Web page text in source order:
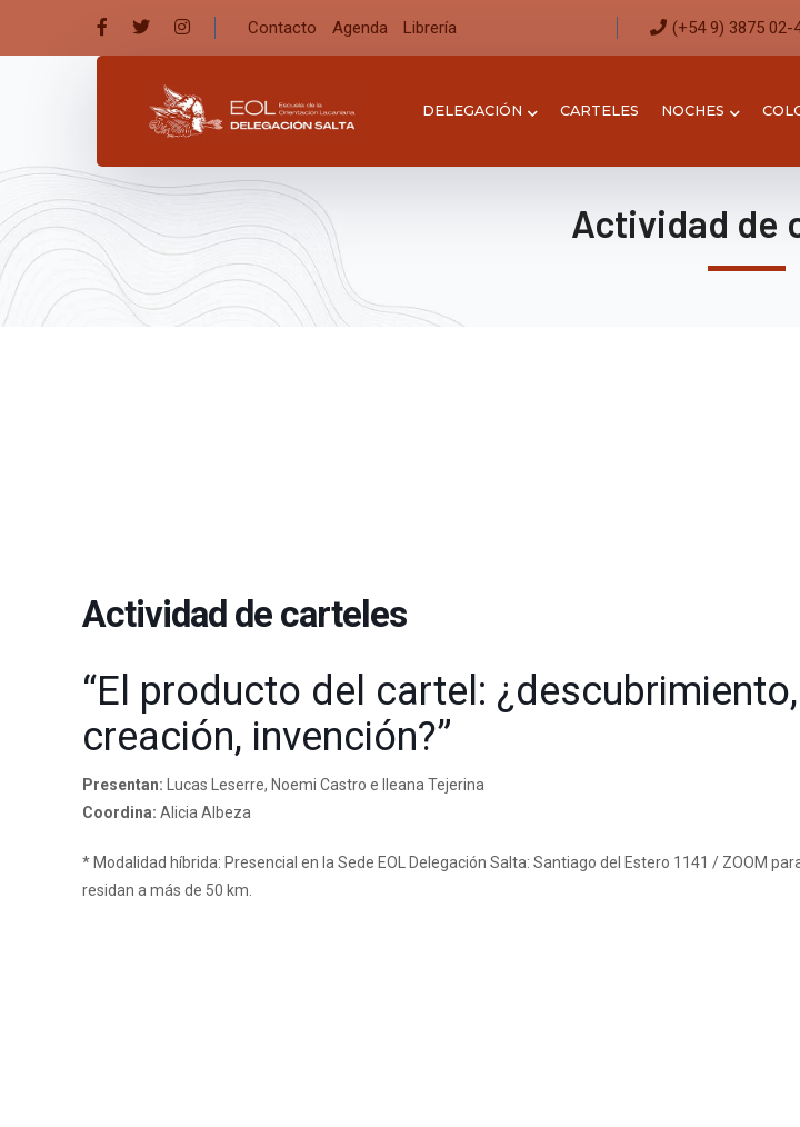
Contacto Agenda Librería (+54 9) 3875 02-
DELEGACIÓN CARTELES NOCHES
Actividad de
Actividad de carteles
“El producto del cartel: ¿descubrimiento,
creación, invención?”
Presentan: Lucas Leserre, Noemi Castro e Ileana Tejerina
Coordina: Alicia Albeza
* Modalidad híbrida: Presencial en la Sede EOL Delegación Salta: Santiago del Estero 1141 / ZOOM
residan a más de 50 km.